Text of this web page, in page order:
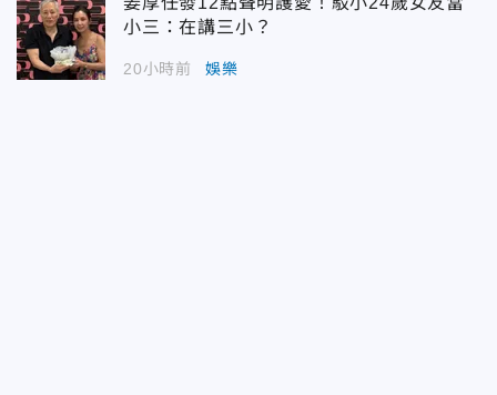
小三：在講三小？
20小時前 娛樂